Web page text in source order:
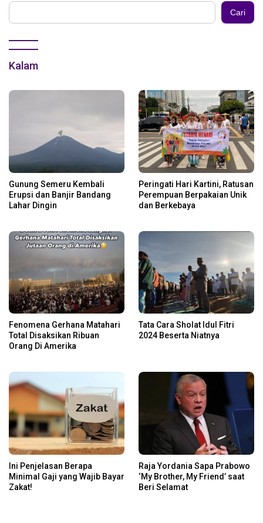
Cari
Kalam
Gunung Semeru Kembali
Erupsi dan Banjir Bandang
Lahar Dingin
Peringati Hari Kartini, Ratusan
Perempuan Berpakaian Unik
dan Berkebaya
Fenomena Gerhana Matahari
Total Disaksikan Ribuan
Orang Di Amerika
Tata Cara Sholat Idul Fitri
2024 Beserta Niatnya
Ini Penjelasan Berapa
Minimal Gaji yang Wajib Bayar
Zakat!
Raja Yordania Sapa Prabowo
‘My Brother, My Friend’ saat
Beri Selamat